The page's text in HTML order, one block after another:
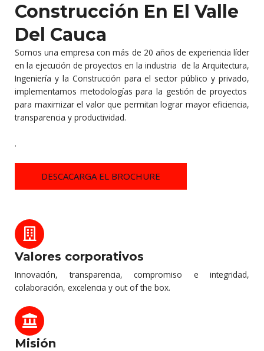
Construcción En El Valle
Del Cauca
Somos una empresa con más de 20 años de experiencia líder
en la ejecución de proyectos en la industria de la Arquitectura,
Ingeniería y la Construcción para el sector público y privado,
implementamos metodologías para la gestión de proyectos
para maximizar el valor que permitan lograr mayor eficiencia,
transparencia y productividad.
.
DESCACARGA EL BROCHURE
Valores corporativos
Innovación, transparencia, compromiso e integridad,
colaboración, excelencia y out of the box.
Misión